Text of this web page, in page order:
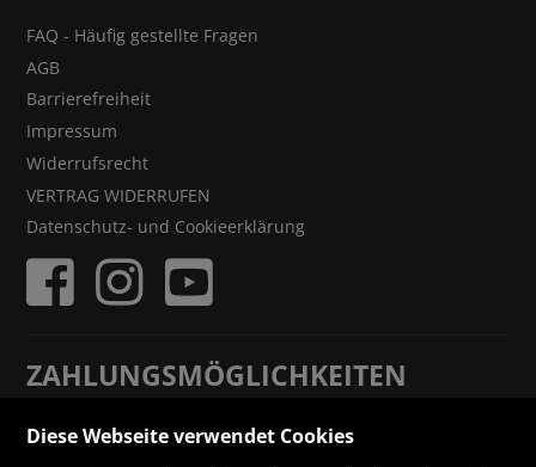
FAQ - Häufig gestellte Fragen
AGB
Barrierefreiheit
Impressum
Widerrufsrecht
VERTRAG WIDERRUFEN
Datenschutz- und Cookieerklärung
ZAHLUNGSMÖGLICHKEITEN
Rechnung
Diese Webseite verwendet Cookies